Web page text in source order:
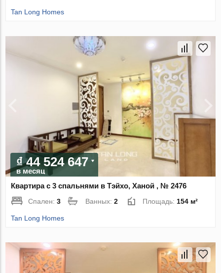
Tan Long Homes
₫ 44 524 647
в месяц
Квартира с 3 спальнями в Тэйхо, Ханой , № 2476
Спален:3 Ванных:2 Площадь: 154 м²
Tan Long Homes